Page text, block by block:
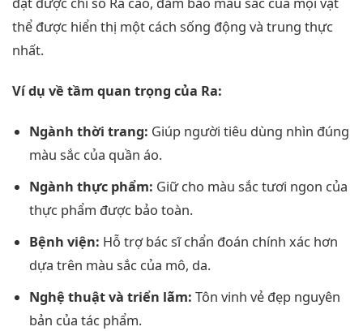
thể được hiển thị một cách sống động và trung thực
nhất.
Ví dụ về tầm quan trọng của Ra:
Ngành thời trang: Giúp người tiêu dùng nhìn đúng
màu sắc của quần áo.
Ngành thực phẩm: Giữ cho màu sắc tươi ngon của
thực phẩm được bảo toàn.
Bệnh viện: Hỗ trợ bác sĩ chẩn đoán chính xác hơn
dựa trên màu sắc của mô, da.
Nghệ thuật và triển lãm: Tôn vinh vẻ đẹp nguyên
bản của tác phẩm.